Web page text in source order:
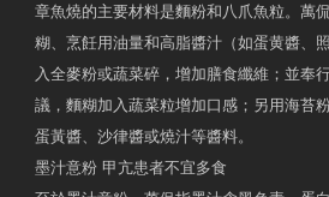
章魚燒的主要材料是麵粉和八爪魚粒。萬
糊、烹飪用油量和高脂醬汁（如蛋黄醬、
入全麥粉或蔬菜碎，增加膳食纖維；並奉
議，麵糊加入蔬菜粒增加口感；另用海苔
蛋黃醬、沙律醬或燒汁等醬料。
墨汁意粉 甲亢患者不宜多食